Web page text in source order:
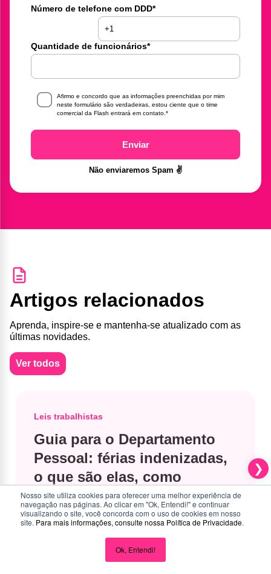
Nosso site utiliza cookies para oferecer uma melhor experiência de
navegação nas páginas. Ao clicar em "Ok, Entendi!" e continuar
visualizando o site, você concorda com o uso de cookies em nosso
site. Para mais informações, consulte nossa Política de Privacidade.
Ok, Entendi!
Número de telefone com DDD*
Quantidade de funcionários*
Afirmo e concordo que as informações preenchidas por mim
neste formulário são verdadeiras, estou ciente que o time
comercial da Flash entrará em contato.*
Enviar
Não enviaremos Spam ✌️
Artigos relacionados
Aprenda, inspire-se e mantenha-se atualizado com as
últimas novidades.
Ver todos
Leis trabalhistas
Guia para o Departamento
Pessoal: férias indenizadas,
o que são elas, como
calcular e pagar certo
Continue lendo